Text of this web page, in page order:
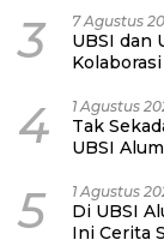
3 7 Agustus
UBSI dan
4 1 Agustus
Tak
UBSI
5 1 Agustus
Di UBSI
Ini Cerita